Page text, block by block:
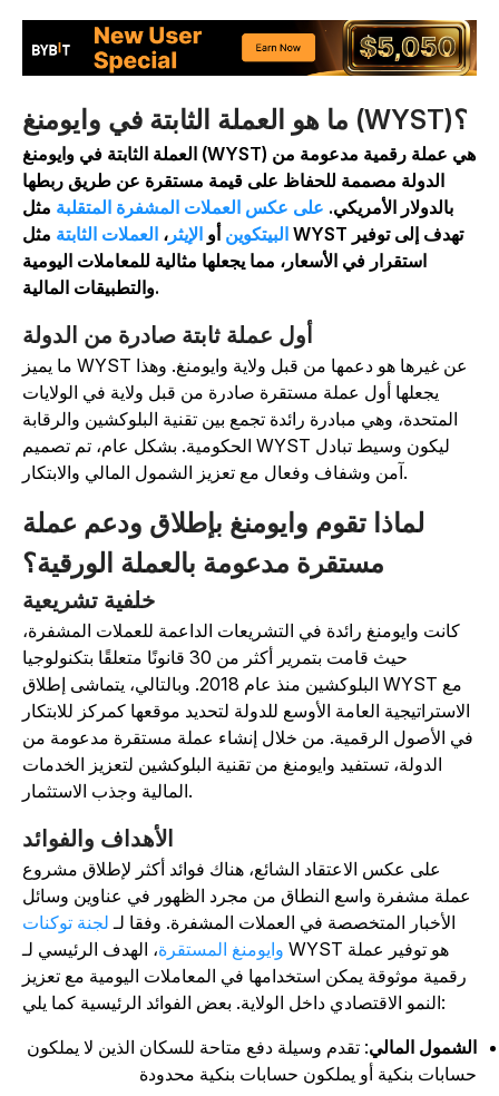
العملة الثابتة في وايومنغ (WYST) هي عملة رقمية مدعومة من
الدولة مصممة للحفاظ على قيمة مستقرة عن طريق ربطها
بالدولار الأمريكي.على عكس العملات المشفرة المتقلبةمثل
البيتكوينأوالإيثر،العملات الثابتةمثل WYST تهدف إلى توفير
استقرار في الأسعار، مما يجعلها مثالية للمعاملات اليومية
أول عملة ثابتة صادرة من الدولة
ما يميز WYST عن غيرها هو دعمها من قبل ولاية وايومنغ. وهذا
يجعلها أول عملة مستقرة صادرة من قبل ولاية في الولايات
المتحدة، وهي مبادرة رائدة تجمع بين تقنية البلوكشين والرقابة
الحكومية. بشكل عام، تم تصميم WYST ليكون وسيط تبادل
لماذا تقوم وايومنغ بإطلاق ودعم عملة
مستقرة مدعومة بالعملة الورقية؟
خلفية تشريعية
كانت وايومنغ رائدة في التشريعات الداعمة للعملات المشفرة،
حيث قامت بتمرير أكثر من 30 قانونًا متعلقًا بتكنولوجيا
البلوكشين منذ عام 2018. وبالتالي، يتماشى إطلاق WYST مع
الاستراتيجية العامة الأوسع للدولة لتحديد موقعها كمركز للابتكار
في الأصول الرقمية. من خلال إنشاء عملة مستقرة مدعومة من
الدولة، تستفيد وايومنغ من تقنية البلوكشين لتعزيز الخدمات
الأهداف والفوائد
على عكس الاعتقاد الشائع، هناك فوائد أكثر لإطلاق مشروع
عملة مشفرة واسع النطاق من مجرد الظهور في عناوين وسائل
الأخبار المتخصصة في العملات المشفرة. وفقا لـلجنة توكنات
وايومنغ المستقرة، الهدف الرئيسي لـ WYST هو توفير عملة
رقمية موثوقة يمكن استخدامها في المعاملات اليومية مع تعزيز
المالي: تقدم وسيلة دفع متاحة للسكان الذين لا يملكون
بنكية أو يملكون حسابات بنكية محدودة